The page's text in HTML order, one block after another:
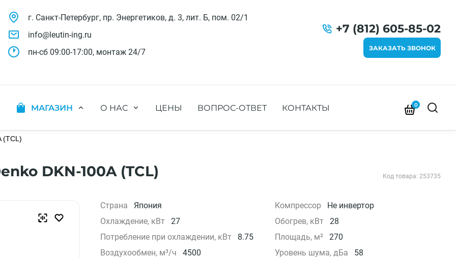
г. Санкт-Петербург, пр. Энергетиков, д. 3, лит. Б, пом. 02/1
info@leutin-ing.ru
пн-сб 09:00-17:00, монтаж 24/7
+7 (812) 605-85-02
ЗАКАЗАТЬ ЗВОНОК
МАГАЗИН
Кассетные кондиционеры
Напольно-потолочные кондиционеры
Колонные кондиционеры
Кондиционеры без наружного блока
Компрессорно-конденсаторные блоки
Крышные кондиционеры
О НАС
Сотрудники компании
Наши бренды
Вакансии
ЦЕНЫ ВОПРОС-ОТВЕТ КОНТАКТЫ 0
(TCL)
DKN-100A (TCL) Код товара: 253735
Страна Япония Компрессор
Не инвертор
Охлаждение, кВт
27 Обогрев, кВт
28
Потребление при охлаждении, кВт
8.75 Площадь, м²
270
Воздухообмен, м³/ч
4500 Уровень шума, дБа
58